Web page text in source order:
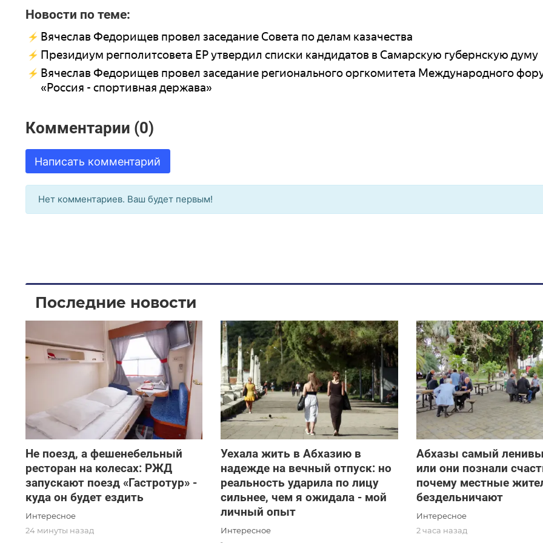
Новости по теме:
Вячеслав Федорищев провел заседание Совета по делам казачества
Президиум регполитсовета ЕР утвердил списки кандидатов в Самарскую губернскую думу
Вячеслав Федорищев провел заседание регионального оргкомитета Международного
«Россия - спортивная держава»
Комментарии (0)
Написать комментарий
Нет комментариев. Ваш будет первым!
Последние новости
Не поезд, а фешенебельный
ресторан на колесах: РЖД
запускают поезд «Гастротур» -
куда он будет ездить
Интересное
24 минуты назад
Уехала жить в Абхазию в
надежде на вечный отпуск: но
реальность ударила по лицу
сильнее, чем я ожидала - мой
личный опыт
Интересное
Абхазы самый
или они познали
почему местные
бездельничают
Интересное
2 часа назад